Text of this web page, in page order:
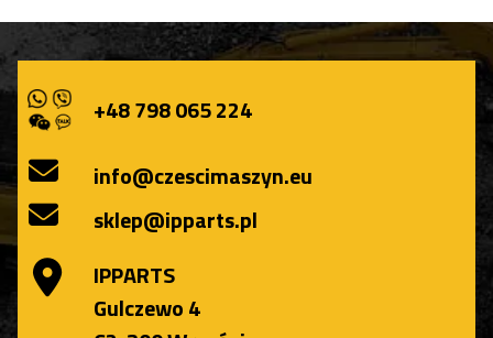
+48 798 065 224
info@czescimaszyn.eu
sklep@ipparts.pl
IPPARTS
Gulczewo 4